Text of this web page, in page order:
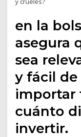
en la
asegura
sea
y fácil de
importar
cuánto
invertir.